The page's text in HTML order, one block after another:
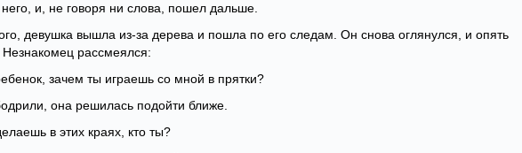
и, не говоря ни слова, пошел дальше.
девушка вышла из-за дерева и пошла по его следам. Он снова оглянулся, и опять
рассмеялся:
зачем ты играешь со мной в прятки?
она решилась подойти ближе.
в этих краях, кто ты?